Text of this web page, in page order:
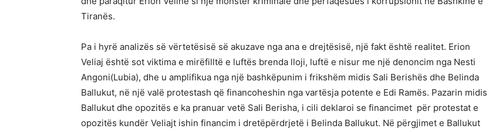
Tiranës.
Pa i hyrë analizës së vërtetësisë së akuzave nga ana e drejtësisë, një fakt është realitet. Erion
Veliaj është sot viktima e mirëfilltë e luftës brenda lloji, luftë e nisur me një denoncim nga Nesti
Angoni(Lubia), dhe u amplifikua nga një bashkëpunim i frikshëm midis Sali Berishës dhe Belinda
Ballukut, në një valë protestash që financoheshin nga vartësja potente e Edi Ramës. Pazarin midis
Ballukut dhe opozitës e ka pranuar vetë Sali Berisha, i cili deklaroi se financimet për protestat e
opozitës kundër Veliajt ishin financim i dretëpërdrjetë i Belinda Ballukut. Në përgjimet e Ballukut